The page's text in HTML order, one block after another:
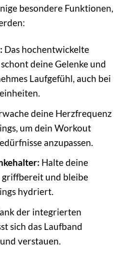
besondere Funktionen,
Das hochentwickelte
deine Gelenke und
Laufgefühl, auch bei
deine Herzfrequenz
um dein Workout
anzupassen.
Halte deine
und bleibe
hydriert.
der integrierten
sich das Laufband
verstauen.